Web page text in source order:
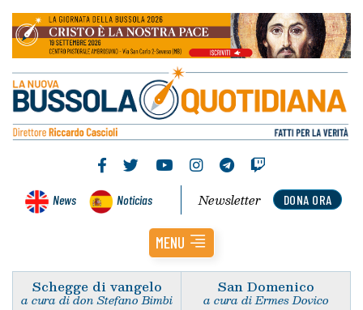
News Noticias DONA ORA
Newsletter
MENU
Schegge di vangelo
a cura di don Stefano Bimbi
San Domenico
a cura di Ermes Dovico